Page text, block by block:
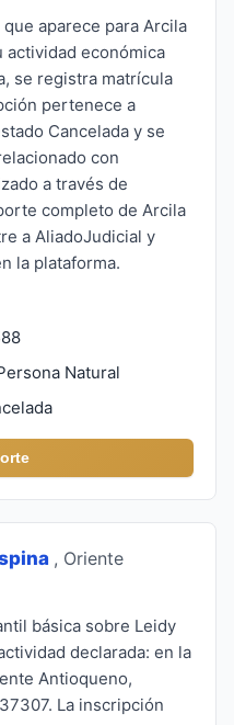
aparece para Arcila
actividad económica
se registra matrícula
pertenece a
Cancelada y se
con
a través de
completo de Arcila
a AliadoJudicial y
la plataforma.
Natural
, Oriente
básica sobre Leidy
declarada: en la
Antioqueno,
La inscripción